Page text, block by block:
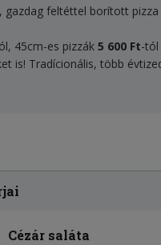
gazdag feltéttel borított
45cm-es pizzák 5 600 Ft-tól
is! Tradícionális, több
Cézár saláta